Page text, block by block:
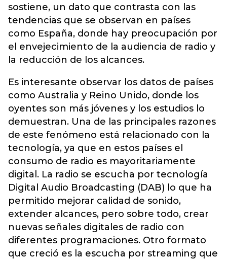
sostiene, un dato que contrasta con las
tendencias que se observan en países
como España, donde hay preocupación por
el envejecimiento de la audiencia de radio y
la reducción de los alcances.
Es interesante observar los datos de países
como Australia y Reino Unido, donde los
oyentes son más jóvenes y los estudios lo
demuestran. Una de las principales razones
de este fenómeno está relacionado con la
tecnología, ya que en estos países el
consumo de radio es mayoritariamente
digital. La radio se escucha por tecnología
Digital Audio Broadcasting (DAB) lo que ha
permitido mejorar calidad de sonido,
extender alcances, pero sobre todo, crear
nuevas señales digitales de radio con
diferentes programaciones. Otro formato
que creció es la escucha por streaming que